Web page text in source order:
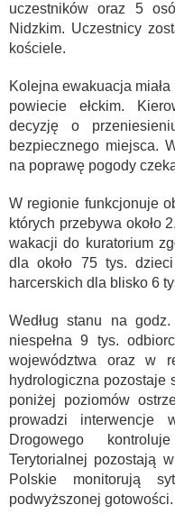
uczestników oraz 5
Nidzkim. Uczestnicy
kościele.
Kolejna ewakuacja
powiecie ełckim.
decyzję o
bezpiecznego miejsca.
na poprawę pogody
W regionie funkcjonuje
których przebywa około
wakacji do kuratorium
dla około 75 tys.
harcerskich dla blisko 6
Według stanu na
niespełna 9 tys.
województwa oraz w
hydrologiczna pozostaje
poniżej poziomów
prowadzi interwencje
Drogowego
Terytorialnej pozostają
Polskie monitorują
podwyższonej gotowości.